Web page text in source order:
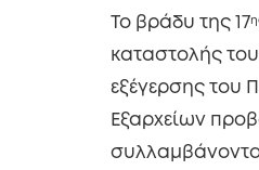
Το βράδυ της 17
καταστολής του
εξέγερσης του
Εξαρχείων